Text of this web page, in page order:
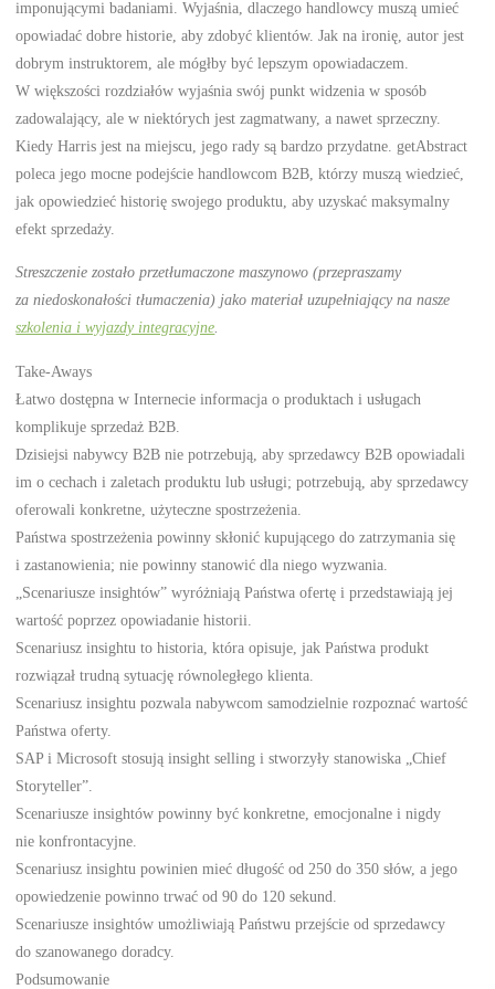
imponującymi badaniami. Wyjaśnia, dlaczego handlowcy muszą umieć
opowiadać dobre historie, aby zdobyć klientów. Jak na ironię, autor jest
dobrym instruktorem, ale mógłby być lepszym opowiadaczem.
W większości rozdziałów wyjaśnia swój punkt widzenia w sposób
zadowalający, ale w niektórych jest zagmatwany, a nawet sprzeczny.
Kiedy Harris jest na miejscu, jego rady są bardzo przydatne. getAbstract
poleca jego mocne podejście handlowcom B2B, którzy muszą wiedzieć,
jak opowiedzieć historię swojego produktu, aby uzyskać maksymalny
efekt sprzedaży.
Streszczenie zostało przetłumaczone maszynowo (przepraszamy
za niedoskonałości tłumaczenia) jako materiał uzupełniający na nasze
szkolenia i wyjazdy integracyjne.
Take-Aways
Łatwo dostępna w Internecie informacja o produktach i usługach
komplikuje sprzedaż B2B.
Dzisiejsi nabywcy B2B nie potrzebują, aby sprzedawcy B2B opowiadali
im o cechach i zaletach produktu lub usługi; potrzebują, aby sprzedawcy
oferowali konkretne, użyteczne spostrzeżenia.
Państwa spostrzeżenia powinny skłonić kupującego do zatrzymania się
i zastanowienia; nie powinny stanowić dla niego wyzwania.
„Scenariusze insightów” wyróżniają Państwa ofertę i przedstawiają jej
wartość poprzez opowiadanie historii.
Scenariusz insightu to historia, która opisuje, jak Państwa produkt
rozwiązał trudną sytuację równoległego klienta.
Scenariusz insightu pozwala nabywcom samodzielnie rozpoznać wartość
Państwa oferty.
SAP i Microsoft stosują insight selling i stworzyły stanowiska „Chief
Storyteller”.
Scenariusze insightów powinny być konkretne, emocjonalne i nigdy
nie konfrontacyjne.
Scenariusz insightu powinien mieć długość od 250 do 350 słów, a jego
opowiedzenie powinno trwać od 90 do 120 sekund.
Scenariusze insightów umożliwiają Państwu przejście od sprzedawcy
do szanowanego doradcy.
Podsumowanie